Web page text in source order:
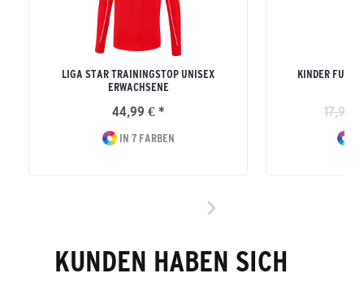
LIGA STAR TRAININGSTOP UNISEX
ERWACHSENE
44,99 € *
IN 7 FARBEN
KINDER
17,99
KUNDEN HABEN SICH